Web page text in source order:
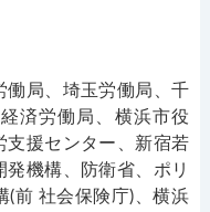
働局、埼玉労働局、千
済労働局、横浜市役
支援センター、新宿若
機構、防衛省、ポリ
(前 社会保険庁)、横浜